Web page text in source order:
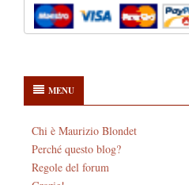
MENU
Chi è Maurizio Blondet
Perché questo blog?
Regole del forum